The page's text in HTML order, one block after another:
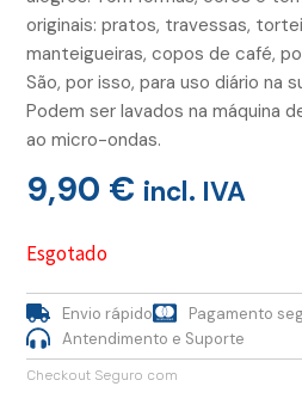
originais: pratos, travessas,
manteigueiras, copos de café,
São, por isso, para uso diário na
Podem ser lavados na máquina
ao micro-ondas.
9,90 € incl. IVA
Esgotado
Envio rápido
Pagamento
Antendimento e Suporte
Checkout Seguro com